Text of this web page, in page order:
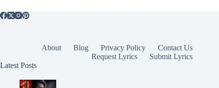
About Blog Privacy Policy
Contact Us
Request Lyrics
Submit Lyrics
Latest Posts